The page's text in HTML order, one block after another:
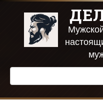
Перейти
контенту
Поиск: